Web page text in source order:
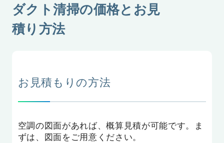
ダクト清掃の価格とお見
積り方法
お見積もりの方法
空調の図面があれば、概算見積が可能です。ま
ずは、図面をご用意ください。